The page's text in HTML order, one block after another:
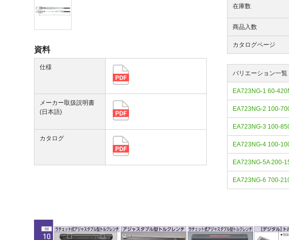
在庫数
商品入数
カタログページ
バリエーション一覧
EA723NG-1 60-
EA723NG-2 100-
EA723NG-3 100-
EA723NG-4 100-
EA723NG-5A 200-
EA723NG-6 700-
資料
仕様
メーカー取扱説明書
(日本語)
カタログ